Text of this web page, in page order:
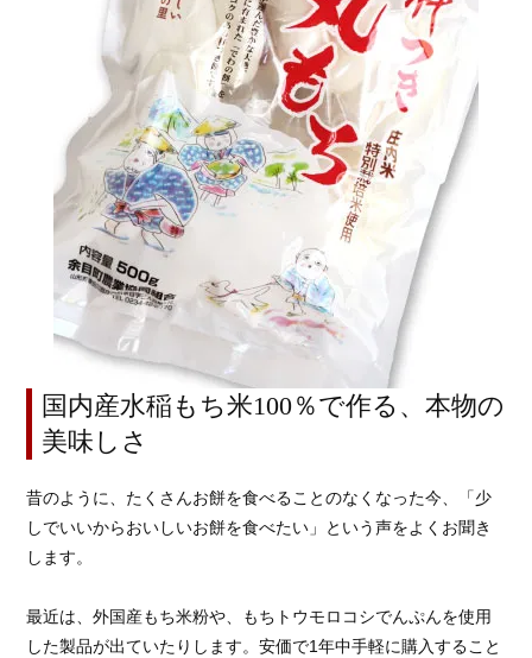
国内産水稲もち米100％で作る、本物の
美味しさ
昔のように、たくさんお餅を食べることのなくなった今、「少
しでいいからおいしいお餅を食べたい」という声をよくお聞き
します。
最近は、外国産もち米粉や、もちトウモロコシでんぷんを使用
した製品が出ていたりします。安価で1年中手軽に購入すること